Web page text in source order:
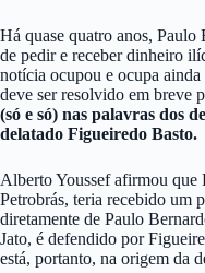
Há quase quatro anos, Paulo
de pedir e receber dinheiro
notícia ocupou e ocupa
deve ser resolvido em breve
(só e só) nas palavras dos
delatado Figueiredo Basto.
Alberto Youssef afirmou que
Petrobrás, teria recebido um
diretamente de Paulo
Jato, é defendido por
está, portanto, na origem da